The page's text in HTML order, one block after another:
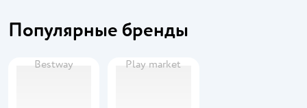
Популярные бренды
Bestway Play market